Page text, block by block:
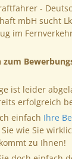
-
mbH sucht
im
ist leider
erfolgreich
einfach Ihre
Sie wie Sie
zu Ihnen!